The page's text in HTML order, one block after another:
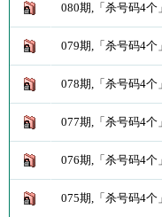
080期,「杀号码4个
079期,「杀号码4个
078期,「杀号码4个
077期,「杀号码4个
076期,「杀号码4个
075期,「杀号码4个